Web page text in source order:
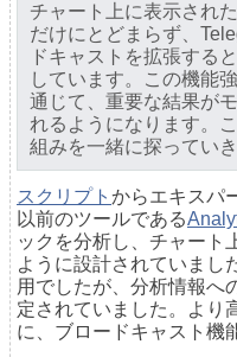
チャート上に表示され
だけにとどまらず、
ドキャストを拡張する
しています。この機能
通じて、重要な結果が
れるようになります。
組みを一緒に探っていき
スクリプト からエキスパ
以前のツールである
ックを分析し、チャート
ように設計されていまし
用でしたが、分析情報へ
定されていました。より
に、ブロードキャスト機